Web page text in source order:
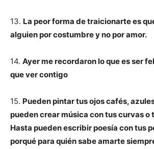
13. La peor forma de traicionarte es
alguien por costumbre y no por amor.
14. Ayer me recordaron lo que es ser
que ver contigo
15. Pueden pintar tus ojos cafés,
pueden crear música con tus curvas o
Hasta pueden escribir poesía con tus
porqué para quién sabe amarte